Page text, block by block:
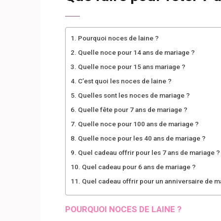
Pourquoi noces de laine ?
Quelle noce pour 14 ans de mariage ?
Quelle noce pour 15 ans mariage ?
C’est quoi les noces de laine ?
Quelles sont les noces de mariage ?
Quelle fête pour 7 ans de mariage ?
Quelle noce pour 100 ans de mariage ?
Quelle noce pour les 40 ans de mariage ?
Quel cadeau offrir pour les 7 ans de mariage ?
Quel cadeau pour 6 ans de mariage ?
Quel cadeau offrir pour un anniversaire de
POURQUOI NOCES DE LAINE ?